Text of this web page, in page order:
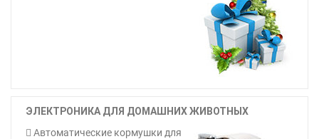
ЭЛЕКТРОНИКА ДЛЯ ДОМАШНИХ ЖИВОТНЫХ
Автоматические кормушки для